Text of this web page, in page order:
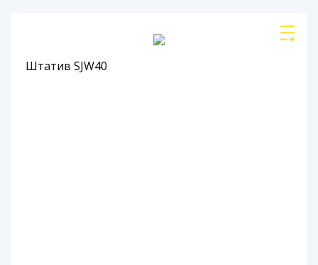
Штатив SJW40